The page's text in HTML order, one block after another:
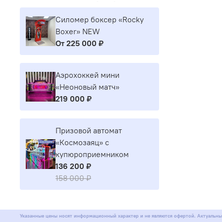
Силомер боксер «Rocky
Boxer» NEW
От 225 000 ₽
Аэрохоккей мини
«Неоновый матч»
219 000 ₽
Призовой автомат
«Космозаяц» с
купюроприемником
136 200 ₽
158 000 ₽
Указанные цены носят информационный характер и не являются офертой.